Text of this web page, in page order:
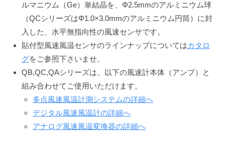
セ
サ
QB,QC,QA
ルマニウム（Ge）単結晶を、Φ2.5mmのアルミニウム球
（QCシリーズはΦ1.0×3.0mmのアルミニウム円筒）に封
入した、水平無指向性の風速センサです。
貼付型風速風温センサのラインナップについてはカタロ
グをご参照下さいませ。
QB,QC,QAシリーズは、以下の風速計本体（アンプ）と
組み合わせてご使用いただけます。
多点風速風温計測システムの詳細へ
デジタル風速風温計の詳細へ
アナログ風速風温変換器の詳細へ